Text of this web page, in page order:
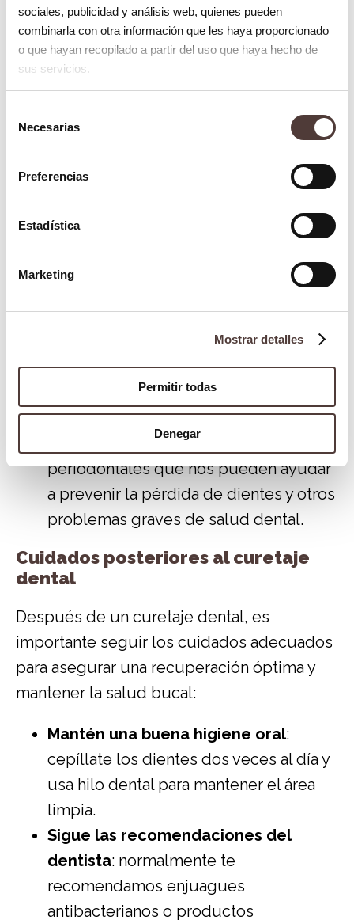
sociales, publicidad y análisis web, quienes pueden
combinarla con otra información que les haya proporcionado
o que hayan recopilado a partir del uso que haya hecho de
sus servicios.
Necesarias
Preferencias
Estadística
Marketing
Mostrar detalles
Permitir todas
Denegar
Beneficios para tu salud bucal
Prevención de enfermedades
periodontales: el curetaje elimina la
Reducción de la inflamación
limpiar las áreas problemáticas, este
tratamiento reduce la inflamación y el
Mejora de la higiene bucal: mantiene
los dientes y encías más limpios,
reduciendo el riesgo de problemas
dentales futuros.
Promoción de la salud dental
: con esto, tratamos problemas
periodontales que nos pueden ayudar
a prevenir la pérdida de dientes y otros
problemas graves de salud dental.
Cuidados posteriores al curetaje
dental
Después de un curetaje dental, es
importante seguir los cuidados adecuados
para asegurar una recuperación óptima y
mantener la salud bucal:
Mantén una buena higiene oral:
cepíllate los dientes dos veces al día y
usa hilo dental para mantener el área
limpia.
Sigue las recomendaciones del
dentista: normalmente te
recomendamos enjuagues
antibacterianos o productos